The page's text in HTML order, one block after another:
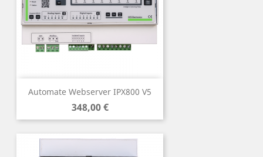
Automate Webserver IPX800 V5
Prix
348,00 €